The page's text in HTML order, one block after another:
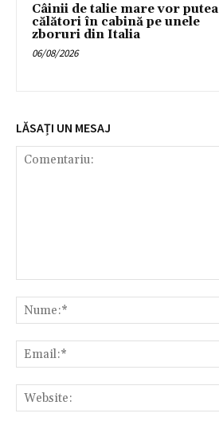
Câinii de talie mare vor putea
călători în cabină pe unele
zboruri din Italia
06/08/2026
LĂSAȚI UN MESAJ